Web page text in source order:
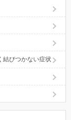
結びつかない症状